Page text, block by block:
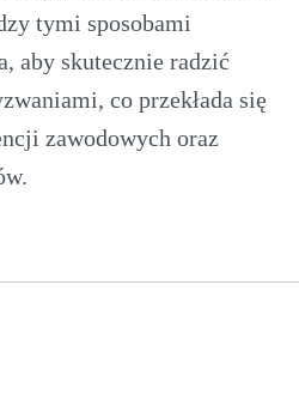
tymi sposobami
aby skutecznie radzić
co przekłada się
zawodowych oraz